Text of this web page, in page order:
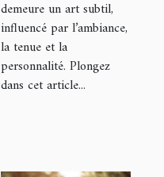
demeure un art subtil,
influencé par l’ambiance,
la tenue et la
personnalité. Plongez
dans cet article...